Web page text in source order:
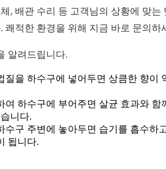
, 배관 수리 등 고객님의 상황에 맞는
쾌적한 환경을 위해 지금 바로 문의하
알려드립니다.
질을 하수구에 넣어두면 상큼한 향이
여 하수구에 부어주면 살균 효과와 함
니다.
수구 주변에 놓아두면 습기를 흡수하
됩니다.